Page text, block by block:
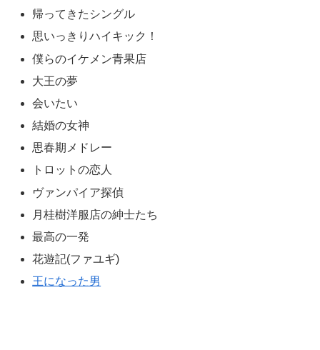
帰ってきたシングル
思いっきりハイキック！
僕らのイケメン青果店
大王の夢
会いたい
結婚の女神
思春期メドレー
トロットの恋人
ヴァンパイア探偵
月桂樹洋服店の紳士たち
最高の一発
花遊記(ファユギ)
王になった男